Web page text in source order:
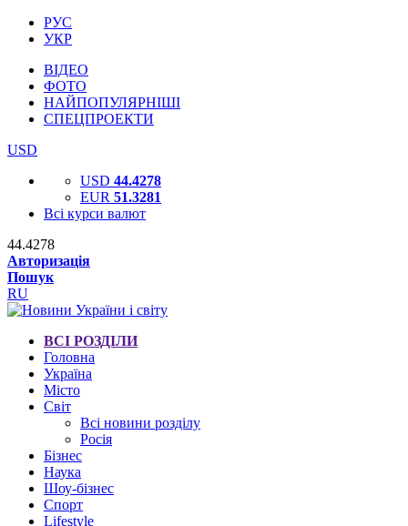
РУС
УКР
ВІДЕО
ФОТО
НАЙПОПУЛЯРНІШІ
СПЕЦПРОЕКТИ
USD
USD 44.4278
EUR 51.3281
Всі курси валют
44.4278
Авторизація
Пошук
RU
ВСІ РОЗДІЛИ
Головна
Україна
Місто
Світ
Всі новини розділу
Росія
Бізнес
Наука
Шоу-бізнес
Спорт
Lifestyle